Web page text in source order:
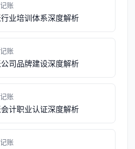
账
业培训体系深度解析
账
司品牌建设深度解析
账
计职业认证深度解析
账